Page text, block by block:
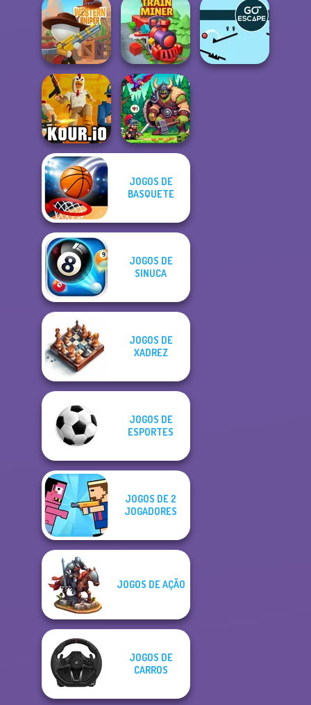
Casual Magic
Maker 2.0
Marie Antoinette
2.0
Western Sniper Train Miner
Kour.io
JOGOS DE
BASQUETE
JOGOS DE
SINUCA
JOGOS DE
XADREZ
JOGOS DE
ESPORTES
JOGOS DE 2
JOGADORES
JOGOS DE AÇÃO
JOGOS DE
CARROS